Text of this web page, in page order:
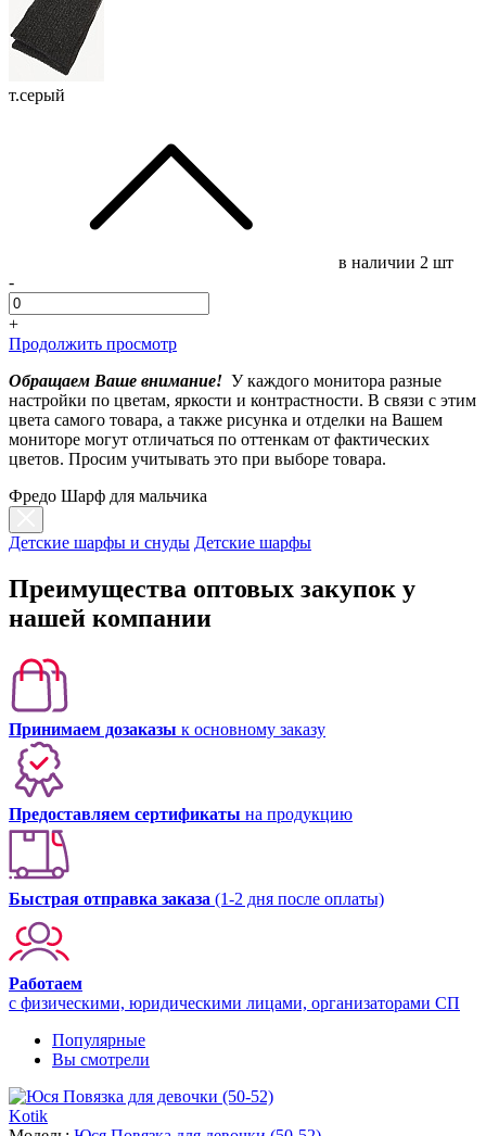
т.серый
в наличии 2 шт
-
+
Продолжить просмотр
Обращаем Ваше внимание! У каждого монитора разные
настройки по цветам, яркости и контрастности. В связи с этим
цвета самого товара, а также рисунка и отделки на Вашем
мониторе могут отличаться по оттенкам от фактических
цветов. Просим учитывать это при выборе товара.
Фредо Шарф для мальчика
Детские шарфы и снуды Детские шарфы
Преимущества оптовых закупок у
нашей компании
Принимаем дозаказы к основному заказу
Предоставляем сертификаты на продукцию
Быстрая отправка заказа (1-2 дня после оплаты)
Работаем
с физическими, юридическими лицами, организаторами СП
Популярные
Вы смотрели
Kotik